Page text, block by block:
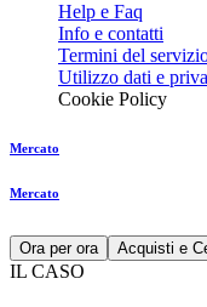
Help e Faq
Info e contatti
Termini del
Utilizzo dati e
Cookie Policy
Mercato
Mercato
Ora per ora Acquisti e
IL CASO